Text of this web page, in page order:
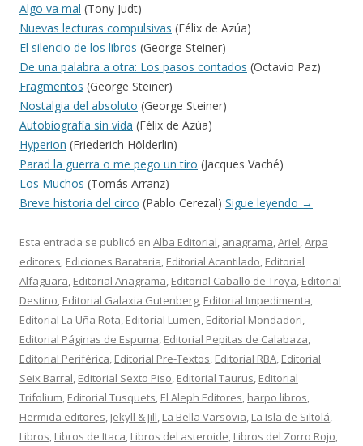
Algo va mal (Tony Judt)
Nuevas lecturas compulsivas (Félix de Azúa)
El silencio de los libros (George Steiner)
De una palabra a otra: Los pasos contados (Octavio Paz)
Fragmentos (George Steiner)
Nostalgia del absoluto (George Steiner)
Autobiografía sin vida (Félix de Azúa)
Hyperion (Friederich Hölderlin)
Parad la guerra o me pego un tiro (Jacques Vaché)
Los Muchos (Tomás Arranz)
Breve historia del circo (Pablo Cerezal) Sigue leyendo →
Esta entrada se publicó en Alba Editorial, anagrama,Ariel,Arpa
editores, Ediciones Barataria, Editorial Acantilado, Editorial
Alfaguara, Editorial Anagrama, Editorial Caballo de Troya, Editorial
Destino, Editorial Galaxia Gutenberg, Editorial Impedimenta,
Editorial La Uña Rota, Editorial Lumen, Editorial Mondadori,
Editorial Páginas de Espuma, Editorial Pepitas de Calabaza,
Editorial Periférica, Editorial Pre-Textos, Editorial RBA, Editorial
Seix Barral, Editorial Sexto Piso, Editorial Taurus, Editorial
Trifolium, Editorial Tusquets, El Aleph Editores, harpo libros,
Hermida editores, Jekyll & Jill, La Bella Varsovia, La Isla de Siltolá,
Libros, Libros de Itaca, Libros del asteroide, Libros del Zorro Rojo,